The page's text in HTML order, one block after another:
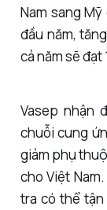
Nam sang
đầu năm,
cả năm sẽ đạt
Vasep nhận
chuỗi cung
giảm phụ
cho Việt
tra có thể tận